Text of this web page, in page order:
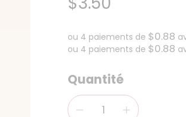
ou 4 paiements de $0.88
ou 4 paiements de $0.88
Quantité